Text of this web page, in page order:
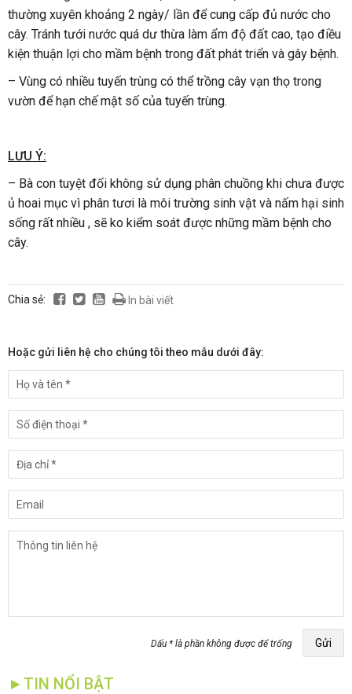
thường xuyên khoảng 2 ngày/ lần để cung cấp đủ nước cho
cây. Tránh tưới nước quá dư thừa làm ẩm độ đất cao, tạo điều
kiện thuận lợi cho mầm bệnh trong đất phát triển và gây bệnh.
– Vùng có nhiều tuyến trùng có thể trồng cây vạn thọ trong
vườn để hạn chế mật số của tuyến trùng.
LƯU Ý:
– Bà con tuyệt đối không sử dụng phân chuồng khi chưa được
ủ hoai mục vì phân tươi là môi trường sinh vật và nấm hại sinh
sống rất nhiều , sẽ ko kiểm soát được những mầm bệnh cho
cây.
Chia sẻ: In bài viết
Hoặc gửi liên hệ cho chúng tôi theo mẫu dưới đây:
Dấu * là phần không được để trống Gửi
►TIN NỔI BẬT